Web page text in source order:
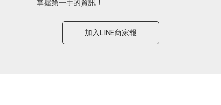
掌握第一手的資訊！
加入LINE商家報